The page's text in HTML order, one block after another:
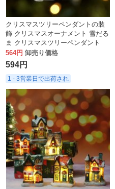
クリスマスツリーペンダントの装
飾 クリスマスオーナメント 雪だる
ま クリスマスツリーペンダント
564円 卸売り価格
594円
1 - 3営業日で出荷され